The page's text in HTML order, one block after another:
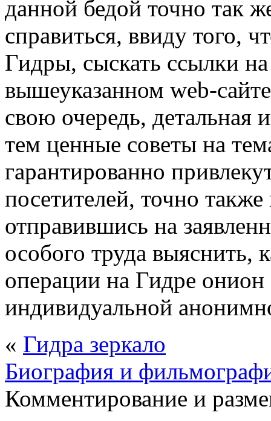
данной бедой точно так
справиться, ввиду того,
Гидры, сыскать ссылки
вышеуказанном web-
свою очередь, детальная
тем ценные советы на
гарантированно
посетителей, точно
отправившись на
особого труда выяснить,
операции на Гидре онион
индивидуальной
« Гидра зеркало
Биография и
Комментирование и